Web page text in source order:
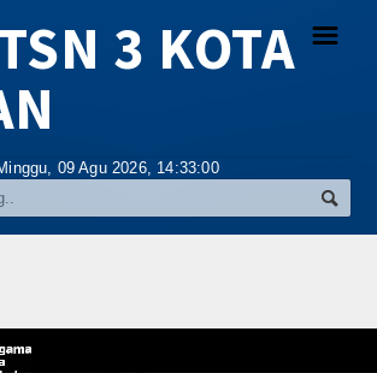
☰
3 KOTA
09 Agu 2026, 14:33:01